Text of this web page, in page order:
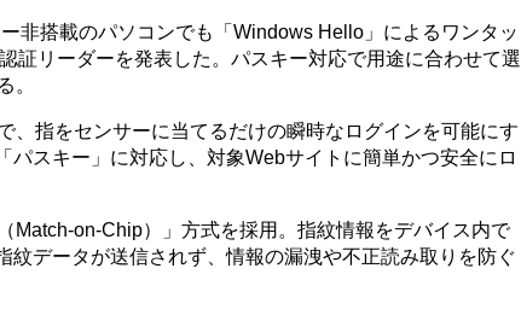
非搭載のパソコンでも「Windows Hello」によるワンタッ
証リーダーを発表した。パスキー対応で用途に合わせて選
。
指をセンサーに当てるだけの瞬時なログインを可能にす
パスキー」に対応し、対象Webサイトに簡単かつ安全にロ
on-Chip）」方式を採用。指紋情報をデバイス内で
紋データが送信されず、情報の漏洩や不正読み取りを防ぐ